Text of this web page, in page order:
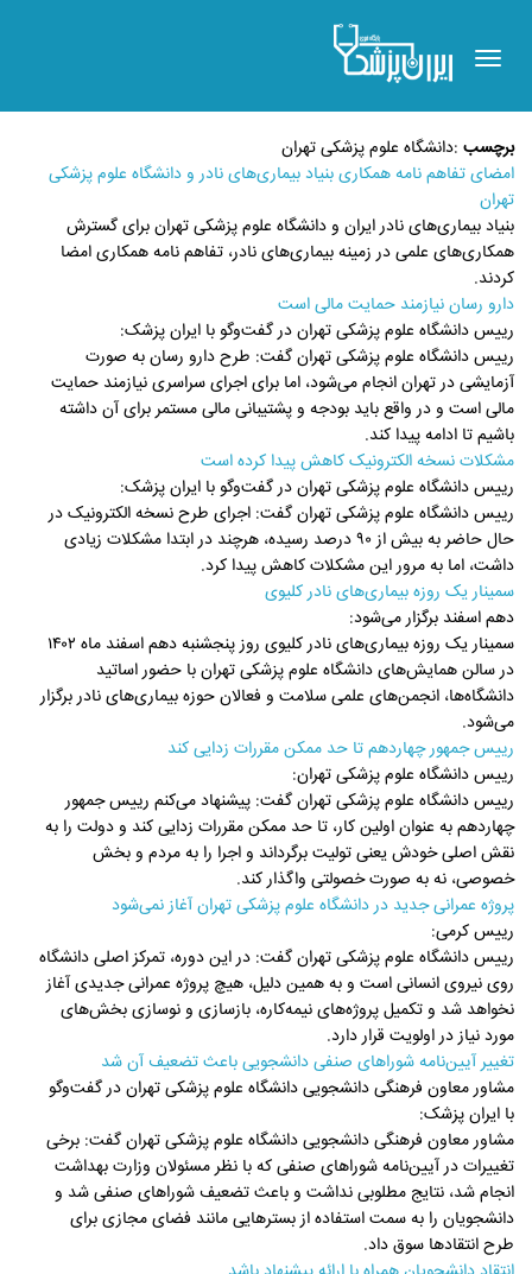
Toggle
navigation
برچسب :دانشگاه علوم پزشکی تهران
امضای تفاهم نامه همکاری بنیاد بیماری‌های نادر و دانشگاه علوم پزشکی
تهران
بنیاد بیماری‌های نادر ایران و دانشگاه علوم پزشکی تهران برای گسترش
همکاری‌های علمی در زمینه بیماری‌های نادر، تفاهم نامه همکاری امضا
کردند.
دارو رسان نیازمند حمایت مالی است
رییس دانشگاه علوم پزشکی تهران در گفت‌وگو با ایران پزشک:
رییس دانشگاه علوم پزشکی تهران گفت: طرح دارو رسان به صورت
آزمایشی در تهران انجام می‌شود، اما برای اجرای سراسری نیازمند حمایت
مالی است و در واقع باید بودجه و پشتیبانی مالی مستمر برای آن داشته
باشیم تا ادامه پیدا کند.
مشکلات نسخه الکترونیک کاهش پیدا کرده است
رییس دانشگاه علوم پزشکی تهران در گفت‌وگو با ایران پزشک:
رییس دانشگاه علوم پزشکی تهران گفت: اجرای طرح نسخه الکترونیک در
حال حاضر به بیش از ۹۰ درصد رسیده، هرچند در ابتدا مشکلات زیادی
داشت، اما به مرور این مشکلات کاهش پیدا کرد.
سمینار یک روزه بیماری‌های نادر کلیوی
دهم اسفند برگزار می‌شود:
سمینار یک روزه بیماری‌های نادر کلیوی روز پنجشنبه دهم اسفند ماه ۱۴۰۲
در سالن همایش‌های دانشگاه علوم پزشکی تهران با حضور اساتید
دانشگاه‌ها، انجمن‌های علمی سلامت و فعالان حوزه بیماری‌های نادر برگزار
می‌شود.
رییس جمهور چهاردهم تا حد ممکن مقررات زدایی کند
رییس دانشگاه علوم پزشکی تهران:
رییس دانشگاه علوم پزشکی تهران گفت: پیشنهاد می‌کنم رییس جمهور
چهاردهم به عنوان اولین کار، تا حد ممکن مقررات زدایی کند و دولت را به
نقش اصلی خودش یعنی تولیت برگرداند و اجرا را به مردم و بخش
خصوصی، نه به صورت خصولتی واگذار کند.
پروژه عمرانی جدید در دانشگاه علوم پزشکی تهران آغاز نمی‌شود
رییس کرمی:
رییس دانشگاه علوم پزشکی تهران گفت: در این دوره، تمرکز اصلی دانشگاه
روی نیروی انسانی است و به همین دلیل، هیچ پروژه عمرانی جدیدی آغاز
نخواهد شد و تکمیل پروژه‌های نیمه‌کاره، بازسازی و نوسازی بخش‌های
مورد نیاز در اولویت قرار دارد.
تغییر آیین‌نامه شوراهای صنفی دانشجویی باعث تضعیف آن شد
مشاور معاون فرهنگی دانشجویی دانشگاه علوم پزشکی تهران در گفت‌وگو
با ایران پزشک:
مشاور معاون فرهنگی دانشجویی دانشگاه علوم پزشکی تهران گفت: برخی
تغییرات در آیین‌نامه شوراهای صنفی که با نظر مسئولان وزارت بهداشت
انجام شد، نتایج مطلوبی نداشت و باعث تضعیف شوراهای صنفی شد و
دانشجویان را به سمت استفاده از بسترهایی مانند فضای مجازی برای
طرح انتقادها سوق داد.